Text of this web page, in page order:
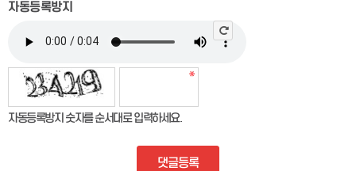
자동등록방지
자동등록방지 숫자를 순서대로 입력하세요.
댓글등록